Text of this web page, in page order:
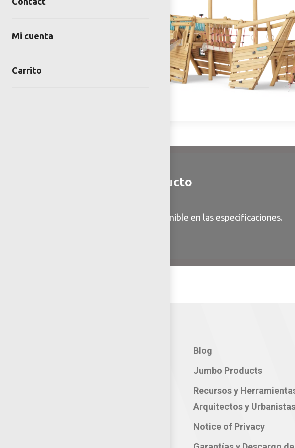
Detalles del producto
Información general disponible en las especificaciones.
Blog
Jumbo Products
Recursos y
Arquitectos y
Notice of Privacy
Mi cuenta
Carrito